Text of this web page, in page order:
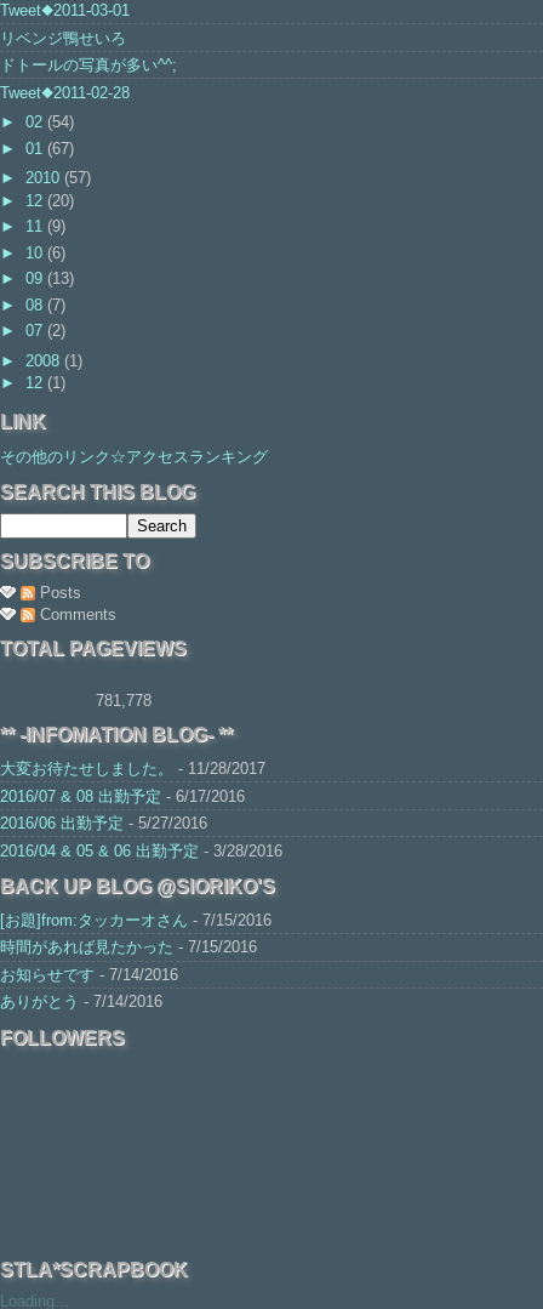
Tweet◆2011-03-01
リベンジ鴨せいろ
ドトールの写真が多い^^;
Tweet◆2011-02-28
► 02 (54)
► 01 (67)
► 2010 (57)
► 12 (20)
► 11 (9)
► 10 (6)
► 09 (13)
► 08 (7)
► 07 (2)
► 2008 (1)
► 12 (1)
LINK
その他のリンク☆アクセスランキング
SEARCH THIS BLOG
SUBSCRIBE TO
Posts
Comments
TOTAL PAGEVIEWS
781,778
** -INFOMATION BLOG- **
大変お待たせしました。
- 11/28/2017
2016/07 & 08 出勤予定 - 6/17/2016
2016/06 出勤予定 - 5/27/2016
2016/04 & 05 & 06 出勤予定 - 3/28/2016
BACK UP BLOG @SIORIKO'S
[お題]from:タッカーオさん - 7/15/2016
時間があれば見たかった - 7/15/2016
お知らせです - 7/14/2016
ありがとう - 7/14/2016
FOLLOWERS
STLA*SCRAPBOOK
Loading...